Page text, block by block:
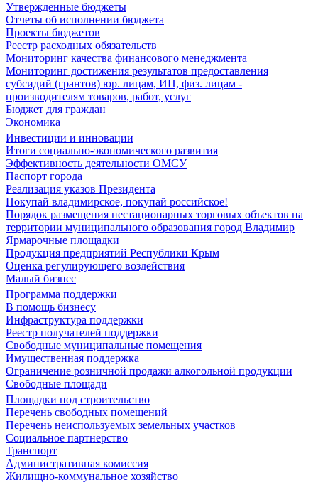
Утвержденные бюджеты
Отчеты об исполнении бюджета
Проекты бюджетов
Реестр расходных обязательств
Мониторинг качества финансового менеджмента
Мониторинг достижения результатов предоставления
субсидий (грантов) юр. лицам, ИП, физ. лицам -
производителям товаров, работ, услуг
Бюджет для граждан
Экономика
Инвестиции и инновации
Итоги социально-экономического развития
Эффективность деятельности ОМСУ
Паспорт города
Реализация указов Президента
Покупай владимирское, покупай российское!
Порядок размещения нестационарных торговых объектов на
территории муниципального образования город Владимир
Ярмарочные площадки
Продукция предприятий Республики Крым
Оценка регулирующего воздействия
Малый бизнес
Программа поддержки
В помощь бизнесу
Инфраструктура поддержки
Реестр получателей поддержки
Свободные муниципальные помещения
Имущественная поддержка
Ограничение розничной продажи алкогольной продукции
Свободные площади
Площадки под строительство
Перечень свободных помещений
Перечень неиспользуемых земельных участков
Социальное партнерство
Транспорт
Административная комиссия
Жилищно-коммунальное хозяйство